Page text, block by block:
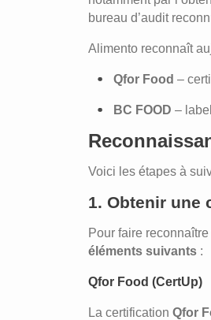
bureau d’audit
Alimento reconnaît
Qfor Food –
BC FOOD –
Voici les étapes à
1. Obtenir une
Pour faire
éléments suivants :
Qfor Food (CertUp)
La certification Qfor